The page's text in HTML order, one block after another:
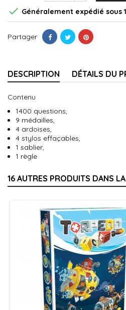
 Généralement expédié sous
Partager
DESCRIPTION DÉTAILS DU
Contenu
1400 questions,
9 médailles,
4 ardoises,
4 stylos effaçables,
1 sablier,
1 règle
16 AUTRES PRODUITS DANS